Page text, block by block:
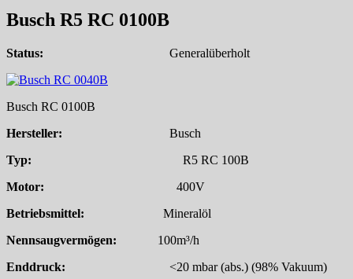
Busch R5 RC 0100B
Status: Generalüberholt
Busch RC 0100B
Hersteller: Busch
Typ: R5 RC 100B
Motor: 400V
Betriebsmittel: Mineralöl
Nennsaugvermögen:
100m³/h
Enddruck: <20 mbar (abs.) (98% Vakuum)